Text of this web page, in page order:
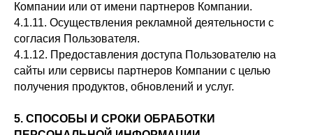
Компании или от имени партнеров Компании.
4.1.11. Осуществления рекламной деятельности с
согласия Пользователя.
4.1.12. Предоставления доступа Пользователю на
сайты или сервисы партнеров Компании с целью
получения продуктов, обновлений и услуг.
5. СПОСОБЫ И СРОКИ ОБРАБОТКИ